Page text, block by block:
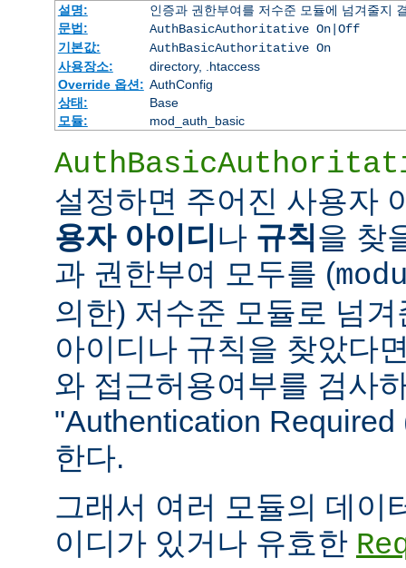
설명:
인증과 권한부여를 저수준 모듈에 넘겨줄지
문법:
AuthBasicAuthoritative On|Off
기본값:
AuthBasicAuthoritative On
사용장소:
directory, .htaccess
Override 옵션: AuthConfig
상태:
Base
모듈:
mod_auth_basic
설정하면 주어진 사용자
용자 아이디 나 규칙을 찾
과 권한부여 모두를 (
의한) 저수준 모듈로 넘
아이디나 규칙을 찾았다
와 접근허용여부를 검사
"Authentication
한다.
그래서 여러 모듈의 데이
이디가 있거나 유효한